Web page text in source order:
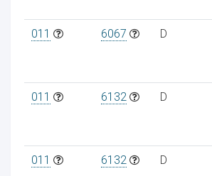
011 6067 D
011 6132 D
011 6132 D